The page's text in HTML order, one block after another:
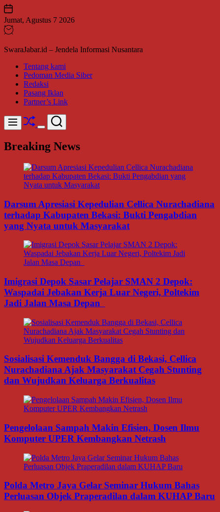
Skip
to
content
Jumat, Agustus 7 2026
SwaraJabar.id – Jendela Informasi Nusantara
Tentang kami
Pedoman Media Siber
Redaksi
Pasang Iklan
Partner’s Link
Menu Shuffle
Switch
mode
Search
Breaking News
Darsum Apresiasi Kepedulian Cellica Nurachadiana
terhadap Kabupaten Bekasi: Bukti Pengabdian
yang Nyata untuk Masyarakat
Imigrasi Depok Sasar Pelajar SMAN 2 Depok:
Waspadai Jebakan Kerja Luar Negeri, Poltekim
Jadi Jalan Masa Depan
Sosialisasi Kemenduk Bangga di Bekasi, Cellica
Nurachadiana Ajak Masyarakat Cegah Stunting
dan Wujudkan Keluarga Berkualitas
Pengelolaan Sampah Makin Efisien, Dosen Ilmu
Komputer UPER Kembangkan Netrash
Polda Metro Jaya Gelar Seminar Hukum Bahas
Perluasan Objek Praperadilan dalam KUHAP Baru